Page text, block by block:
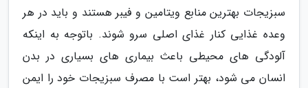
سبزیجات بهترین منابع ویتامین و فیبر هستند و باید در هر
وعده غذایی کنار غذای اصلی سرو شوند. باتوجه به اینکه
آلودگی های محیطی باعث بیماری های بسیاری در بدن
انسان می شود، بهتر است با مصرف سبزیجات خود را ایمن